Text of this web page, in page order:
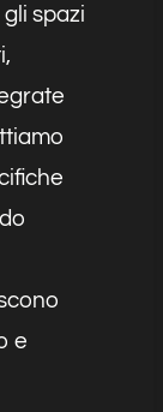
spazi
e